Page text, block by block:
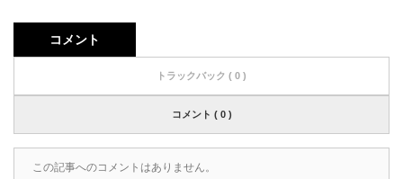
コメント
トラックバック ( 0 )
コメント ( 0 )
この記事へのコメントはありません。